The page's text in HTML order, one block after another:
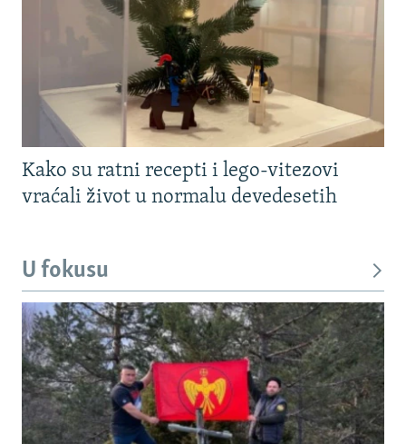
Kako su ratni recepti i lego-vitezovi
vraćali život u normalu devedesetih
U fokusu